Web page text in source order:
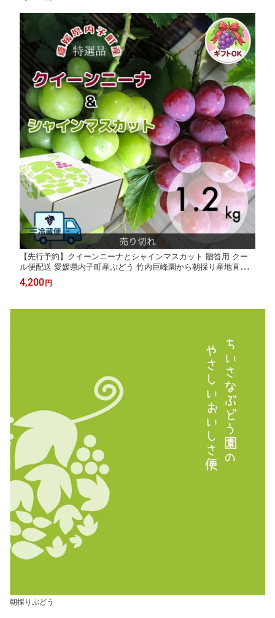
【先行予約】クイーンニーナとシャインマスカット 贈答用 クー
ル便配送 愛媛県内子町産ぶどう 竹内巨峰園から朝採り産地直送
ブドウ 葡萄 果物 フルーツ 贈り物 ギフト 夏ギフト 農家直送 ※8
月中旬から9月上旬頃出荷予定
4,200 円
朝採りぶどう